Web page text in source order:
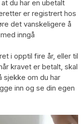
du har en ubetalt
er registrert hos
det vanskeligere å
inngå
i opptil fire år, eller til
kravet er betalt, skal
sjekke om du har
inn og se din egen